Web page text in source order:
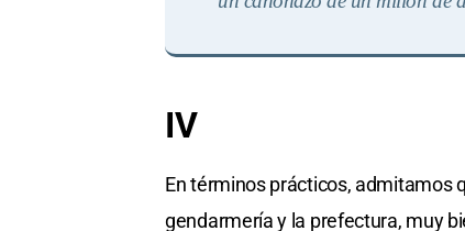
IV
En términos prácticos, admitamos
gendarmería y la prefectura, muy